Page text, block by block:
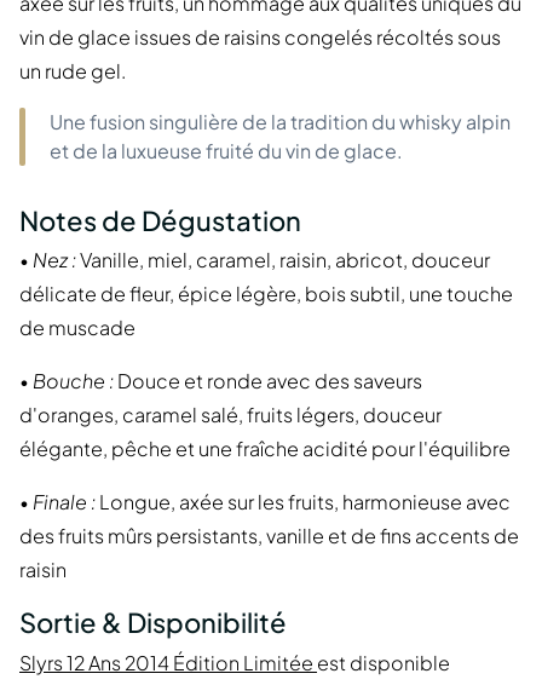
vin de glace issues de raisins congelés récoltés sous
un rude gel.
Une fusion singulière de la tradition du whisky alpin
et de la luxueuse fruité du vin de glace.
Notes de Dégustation
• Nez :Vanille, miel, caramel, raisin, abricot, douceur
délicate de fleur, épice légère, bois subtil, une touche
de muscade
• Bouche :Douce et ronde avec des saveurs
d'oranges, caramel salé, fruits légers, douceur
élégante, pêche et une fraîche acidité pour l'équilibre
• Finale :Longue, axée sur les fruits, harmonieuse avec
des fruits mûrs persistants, vanille et de fins accents de
raisin
Sortie & Disponibilité
Slyrs 12 Ans 2014 Édition Limitée est disponible